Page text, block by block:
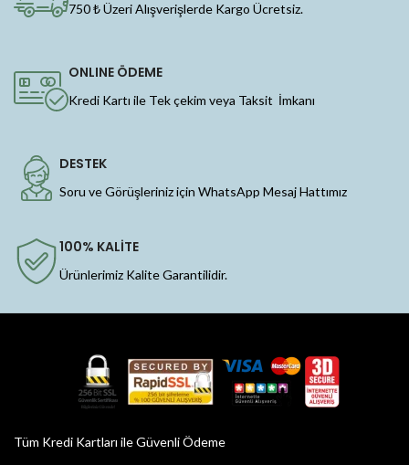
750 ₺ Üzeri Alışverişlerde Kargo Ücretsiz.
ONLINE ÖDEME
Kredi Kartı ile Tek çekim veya Taksit İmkanı
DESTEK
Soru ve Görüşleriniz için WhatsApp Mesaj Hattımız
100% KALİTE
Ürünlerimiz Kalite Garantilidir.
Tüm Kredi Kartları ile Güvenli Ödeme